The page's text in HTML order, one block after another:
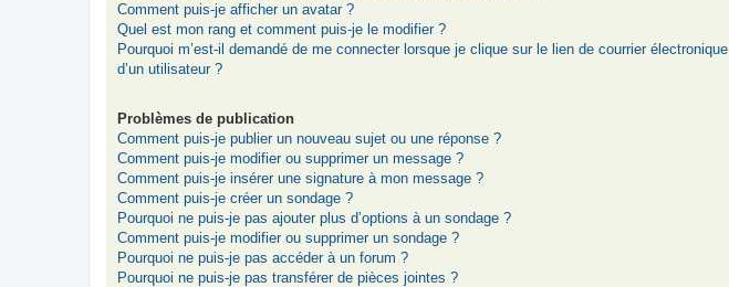
Comment puis-je afficher un avatar ?
Quel est mon rang et comment puis-je le modifier ?
Pourquoi m’est-il demandé de me connecter lorsque je clique sur le lien de courrier électronique
d’un utilisateur ?
Problèmes de publication
Comment puis-je publier un nouveau sujet ou une réponse ?
Comment puis-je modifier ou supprimer un message ?
Comment puis-je insérer une signature à mon message ?
Comment puis-je créer un sondage ?
Pourquoi ne puis-je pas ajouter plus d’options à un sondage ?
Comment puis-je modifier ou supprimer un sondage ?
Pourquoi ne puis-je pas accéder à un forum ?
Pourquoi ne puis-je pas transférer de pièces jointes ?